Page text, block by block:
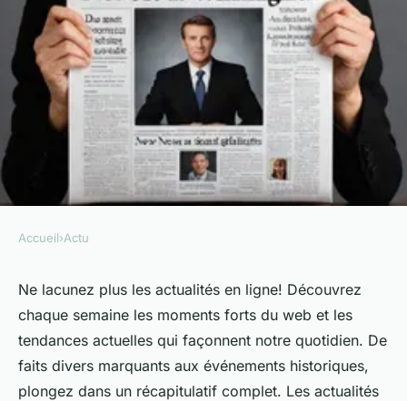
Actualités sur la toile : ne ratez
pas les moments forts
Thomas•24 juillet 2024• 6 min de lecture
Accueil›Actu
Ne lacunez plus les actualités en ligne! Découvrez
chaque semaine les moments forts du web et les
tendances actuelles qui façonnent notre quotidien. De
faits divers marquants aux événements historiques,
plongez dans un récapitulatif complet. Les actualités